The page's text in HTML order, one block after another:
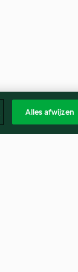
Alles afwijzen